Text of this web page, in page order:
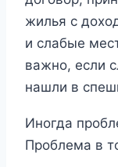
жилья с
и слабые
важно, если
нашли в
Иногда
Проблема в